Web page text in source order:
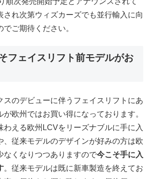
され次第ウィズカーズでも並行輸入に向
ご期待ください。
フェイスリフト前モデルがお
スのデビューに伴うフェイスリフトにあ
が欧州ではお買い得になっております。
わえる欧州LCVをリーズナブルに手に入
、従来モデルのデザインが好みの方は欧
なくなりつつありますので今こそ手に入
。従来モデルは既に新車製造を終えてお